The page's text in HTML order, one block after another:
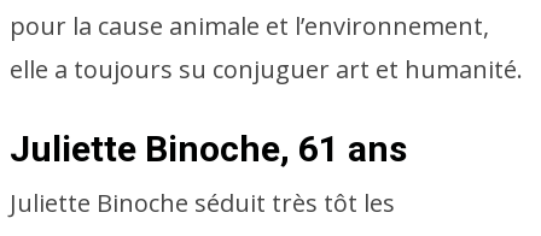
pour la cause animale et l’environnement,
elle a toujours su conjuguer art et humanité.
Juliette Binoche, 61 ans
Juliette Binoche séduit très tôt les